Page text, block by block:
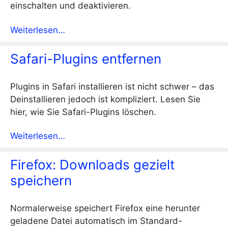
einschalten und deaktivieren.
Weiterlesen…
Safari-Plugins entfernen
Plugins in Safari installieren ist nicht schwer – das
Deinstallieren jedoch ist kompliziert. Lesen Sie
hier, wie Sie Safari-Plugins löschen.
Weiterlesen…
Firefox: Downloads gezielt
speichern
Normalerweise speichert Firefox eine herunter
geladene Datei automatisch im Standard-